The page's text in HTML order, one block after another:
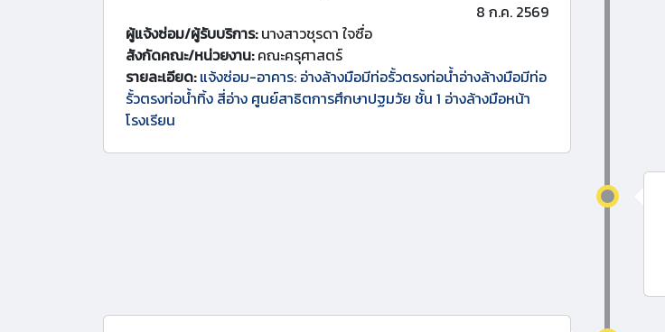
8 ก.ค. 2569
ผู้แจ้งซ่อม/ผู้รับบริการ:นางสาวชุรดา ใจซื่อ
สังกัดคณะ/หน่วยงาน:คณะครุศาสตร์
รายละเอียด: แจ้งซ่อม-อาคาร: อ่างล้างมือมีท่อรั้วตรงท่อน้ำอ่างล้างมือมีท่อ
รั้วตรงท่อน้ำทิ้ง สี่อ่าง ศูนย์สาธิตการศึกษาปฐมวัย ชั้น 1 อ่างล้างมือหน้า
โรงเรียน